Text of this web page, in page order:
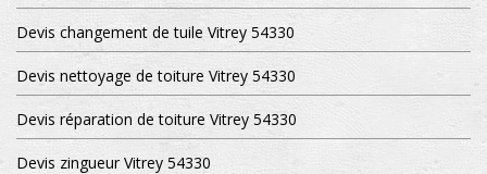
Devis changement de tuile Vitrey 54330
Devis nettoyage de toiture Vitrey 54330
Devis réparation de toiture Vitrey 54330
Devis zingueur Vitrey 54330